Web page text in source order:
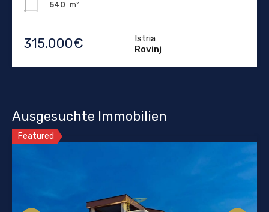
540 m²
315.000€
Istria
Rovinj
Ausgesuchte Immobilien
Featured